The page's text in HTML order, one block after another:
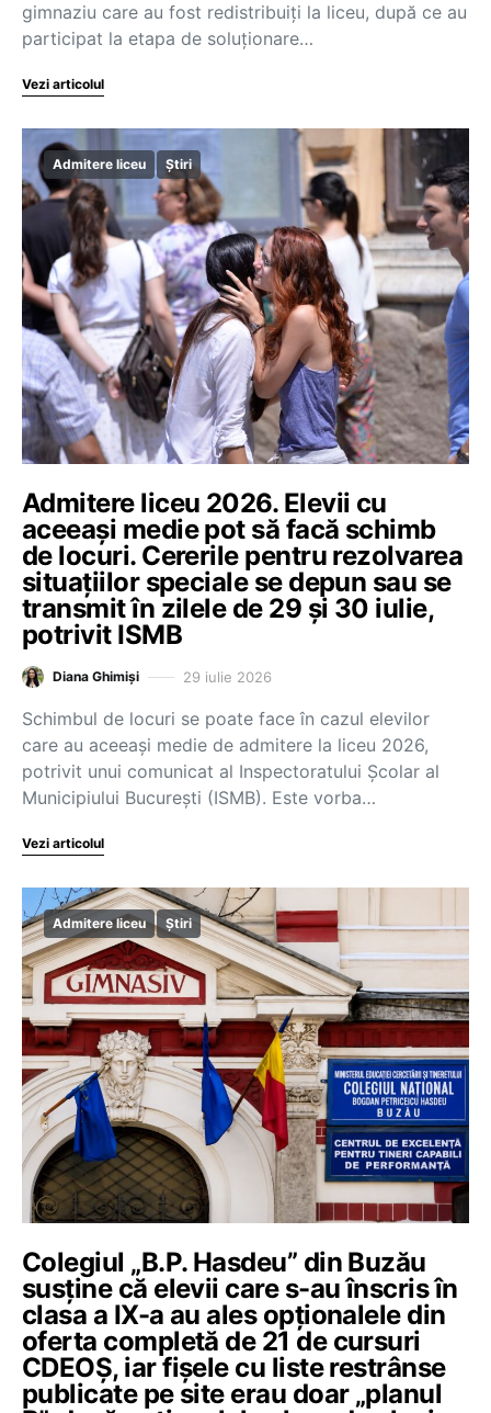
gimnaziu care au fost redistribuiți la liceu, după ce au
participat la etapa de soluționare…
Vezi articolul
Admitere liceu Știri
Admitere liceu 2026. Elevii cu
aceeași medie pot să facă schimb
de locuri. Cererile pentru rezolvarea
situațiilor speciale se depun sau se
transmit în zilele de 29 și 30 iulie,
potrivit ISMB
Diana Ghimiși 29 iulie 2026
Schimbul de locuri se poate face în cazul elevilor
care au aceeași medie de admitere la liceu 2026,
potrivit unui comunicat al Inspectoratului Școlar al
Municipiului București (ISMB). Este vorba…
Vezi articolul
Admitere liceu Știri
Colegiul „B.P. Hasdeu” din Buzău
susține că elevii care s-au înscris în
clasa a IX-a au ales opționalele din
oferta completă de 21 de cursuri
CDEOȘ, iar fișele cu liste restrânse
publicate pe site erau doar „planul